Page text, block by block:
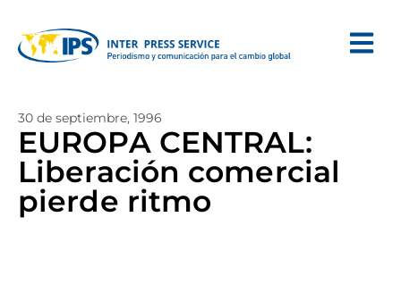
30 de septiembre, 1996
EUROPA CENTRAL:
Liberación comercial
pierde ritmo